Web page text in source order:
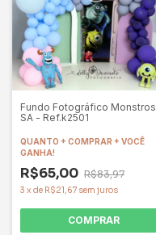
Fundo Fotográfico Monstros
SA - Ref.k2501
QUANTO + COMPRAR + VOCÊ
GANHA!
R$65,00 R$83,97
3 x de R$21,67 sem juros
COMPRAR